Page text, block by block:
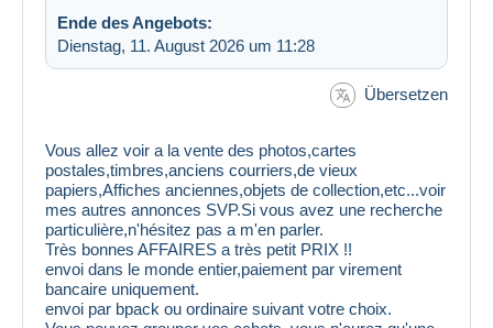
Ende des Angebots:
Dienstag, 11. August 2026 um 11:28
Übersetzen
Vous allez voir a la vente des photos,cartes
postales,timbres,anciens courriers,de vieux
papiers,Affiches anciennes,objets de collection,etc...voir
mes autres annonces SVP.Si vous avez une recherche
particulière,n'hésitez pas a m'en parler.
Très bonnes AFFAIRES a très petit PRIX !!
envoi dans le monde entier,paiement par virement
bancaire uniquement.
envoi par bpack ou ordinaire suivant votre choix.